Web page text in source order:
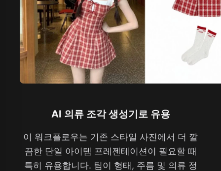
AI 의류 조각 생성기로 유용
이 워크플로우는 기존 스타일 사진에서 더 깔
끔한 단일 아이템 프레젠테이션이 필요할 때
특히 유용합니다. 팀이 형태, 주름 및 의류 정